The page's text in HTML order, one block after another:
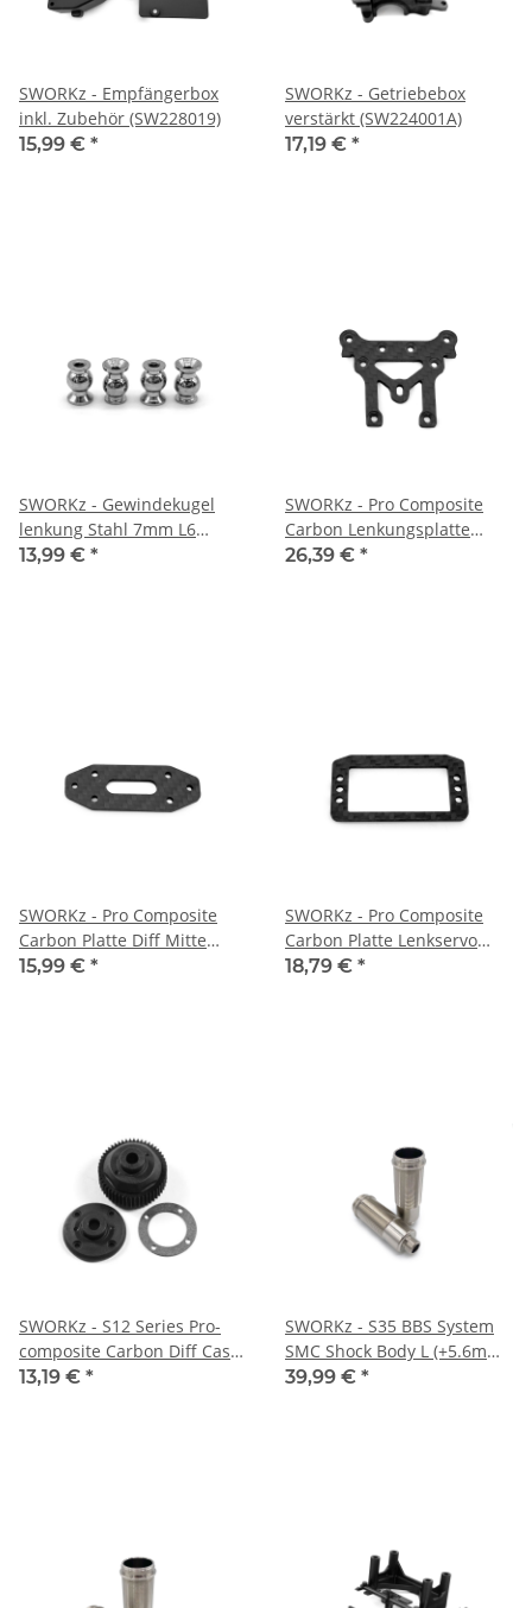
SWORKz - Empfängerbox
inkl. Zubehör (SW228019)
15,99 € *
SWORKz - Getriebebox
verstärkt (SW224001A)
17,19 € *
SWORKz - Gewindekugel
lenkung Stahl 7mm L6
Thread Type, 4 Stück
13,99 € *
SWORKz - Pro Composite
Carbon Lenkungsplatte
(SW348007)
26,39 € *
SWORKz - Pro Composite
Carbon Platte Diff Mitte
(SW348008)
15,99 € *
SWORKz - Pro Composite
Carbon Platte Lenkservo
(SW348009)
18,79 € *
SWORKz - S12 Series Pro-
composite Carbon Diff Case
Set (SW2502402C)
13,19 € *
SWORKz - S35 BBS System
SMC Shock Body L (+5.6mm)
(SWC330633S)
39,99 € *